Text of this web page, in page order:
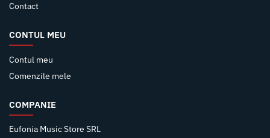
Contact
CONTUL MEU
Contul meu
Comenzile mele
COMPANIE
Eufonia Music Store SRL